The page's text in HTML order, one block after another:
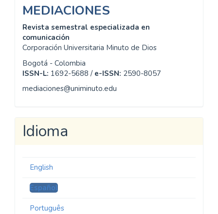
MEDIACIONES
Revista semestral especializada en
comunicación
Corporación Universitaria Minuto de Dios
Bogotá - Colombia
ISSN-L: 1692-5688 / e-ISSN: 2590-8057
mediaciones@uniminuto.edu
Idioma
English
Español
Português